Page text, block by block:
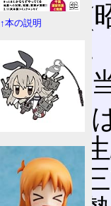
1944(
併し
合併
戦後
信貴
道、
↑本の説明